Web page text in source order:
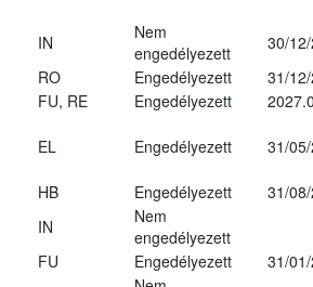
IN
Nem
engedélyezett
30/
RO Engedélyezett
31/
FU, RE Engedélyezett
EL Engedélyezett 31/
HB Engedélyezett
31/
IN
Nem
engedélyezett
FU Engedélyezett
31/